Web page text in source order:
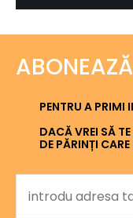
PENTRU A PRIMI
DACĂ VREI SĂ
DE PĂRINȚI